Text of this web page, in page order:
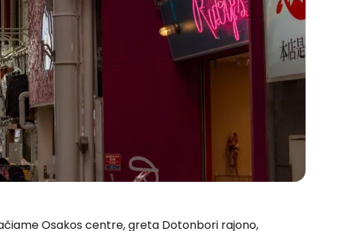
Osakos centre, greta Dotonbori rajono,